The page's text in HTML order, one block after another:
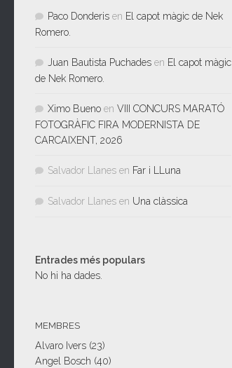
Paco Donderis en El capot màgic de Nek
Romero.
Juan Bautista Puchades en El capot màgic
de Nek Romero.
Ximo Bueno en VIII CONCURS MARATÓ
FOTOGRÀFIC FIRA MODERNISTA DE
CARCAIXENT, 2026
Salvador Llanes en Far i LLuna
Salvador Llanes en Una clàssica
Entrades més populars
No hi ha dades.
MEMBRES
Alvaro Ivers (23)
Angel Bosch (40)